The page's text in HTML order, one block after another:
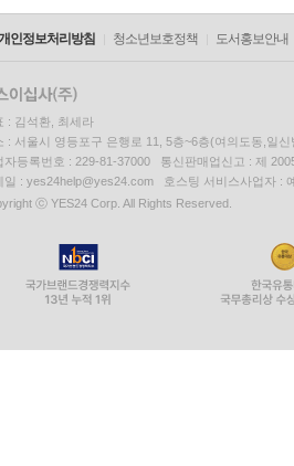
인정보처리방침 청소년보호정책 도서홍보안내
: 김석환, 최세라
: 서울시 영등포구 은행로 11, 5층~6층(여의도동,일신
자등록번호 : 229-81-37000 통신판매업신고 : 제
일 : yes24help@yes24.com 호스팅 서비스사업자 :
ⓒ YES24 Corp. All Rights Reserved.